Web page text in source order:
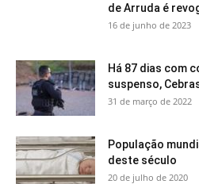
de Arruda é
16 de junho de 2023
Há 87 dias com
suspenso,
31 de março de 2022
População
deste século
20 de julho de 2020